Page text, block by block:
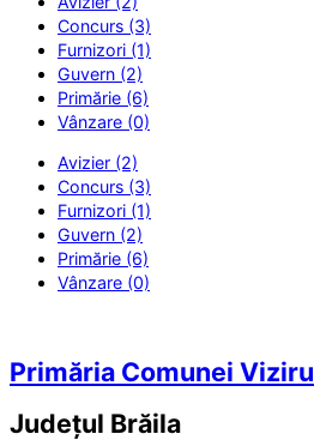
Concurs (3)
Furnizori (1)
Guvern (2)
Primărie (6)
Vânzare (0)
Avizier (2)
Concurs (3)
Furnizori (1)
Guvern (2)
Primărie (6)
Vânzare (0)
Primăria Comunei Viziru
Județul Brăila